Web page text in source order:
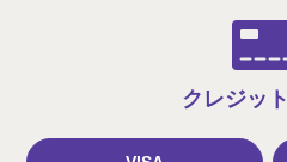
クレジット